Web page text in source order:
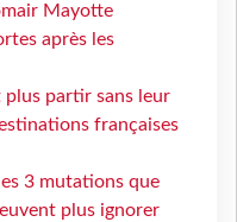
Mayotte
après les
plus partir sans leur
françaises
3 mutations que
plus ignorer